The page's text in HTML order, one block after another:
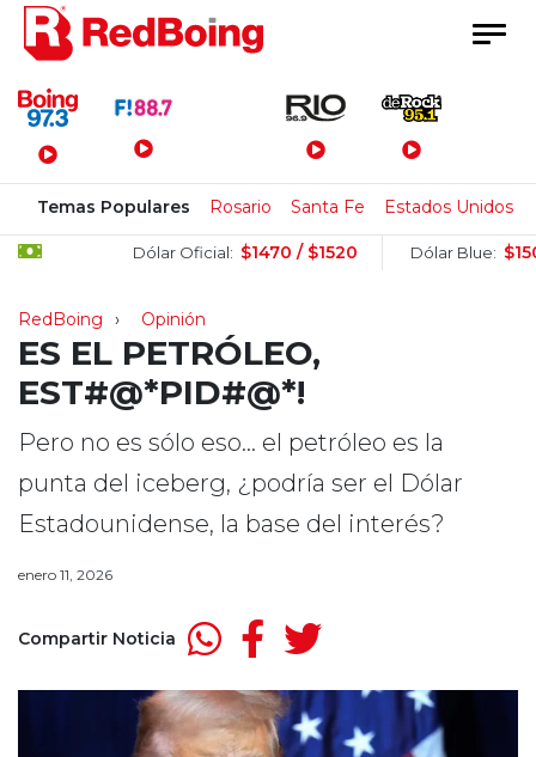
Menú Principal
Temas Populares Rosario Santa Fe Estados Unidos
Dólar Oficial: $1470 / $1520 Dólar Blue: $1505 /
RedBoing Opinión
ES EL PETRÓLEO,
EST#@*PID#@*!
Pero no es sólo eso… el petróleo es la
punta del iceberg, ¿podría ser el Dólar
Estadounidense, la base del interés?
enero 11, 2026
Compartir Noticia